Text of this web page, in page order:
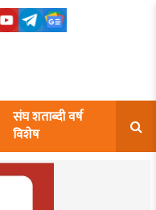
संघ शताब्दी वर्ष
विशेष